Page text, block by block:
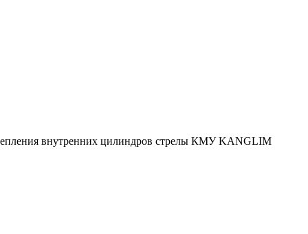
внутренних цилиндров стрелы КМУ KANGLIM